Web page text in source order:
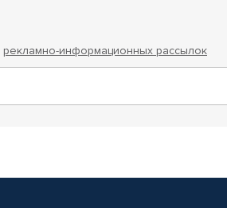
рекламно-информационных рассылок